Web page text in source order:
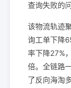
查询失败的问
该物流轨迹
询工单下降
率下降27%
倍。全链路
了反向海淘